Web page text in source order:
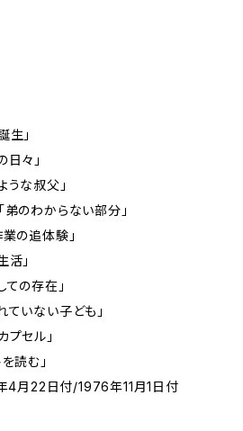
」
々」
な叔父」
のわからない部分」
の追体験」
」
の存在」
いない子ども」
セル」
読む」
22日付/1976年11月1日付